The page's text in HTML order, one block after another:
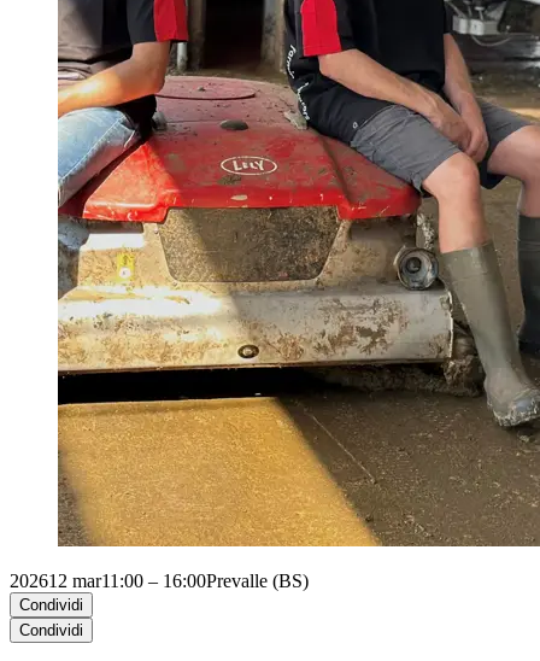
202612 mar11:00 – 16:00Prevalle (BS)
Condividi
Condividi